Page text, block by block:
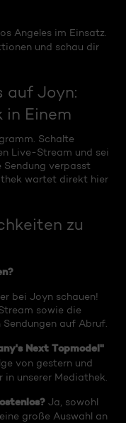
Angeles im Einsatz.
und schau dir
auf Joyn:
Einem
Schalte
Live-Stream und sei
Sendung verpasst
wartet direkt hier
zu
bei Joyn schauen!
sowie die
auf Abruf.
Next Topmodel"
von gestern und
unserer Mediathek.
Ja, sowohl
große Auswahl an